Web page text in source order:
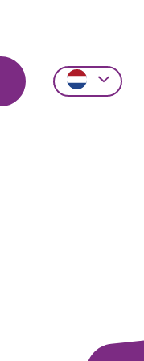
Action